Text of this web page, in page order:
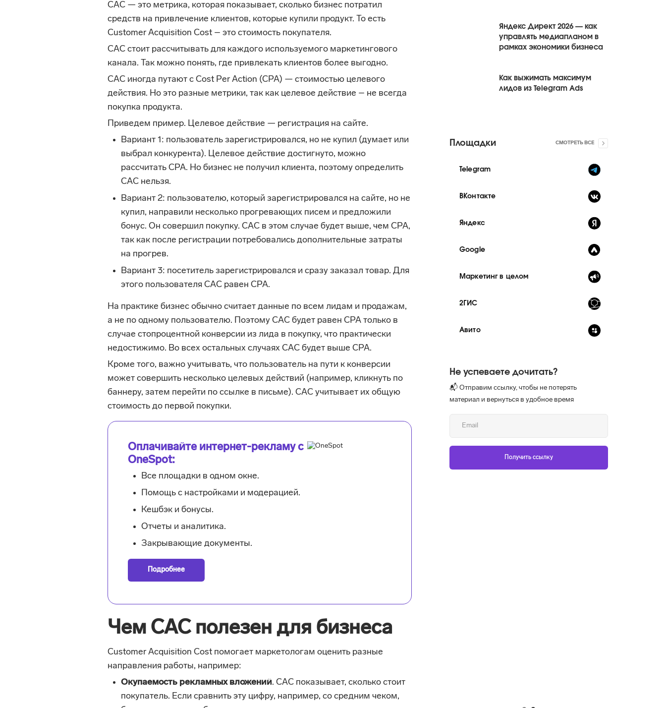
CAC — это метрика, которая показывает, сколько бизнес потратил
средств на привлечение клиентов, которые купили продукт. То есть
Customer Acquisition Cost – это стоимость покупателя.
CAC стоит рассчитывать для каждого используемого маркетингового
канала. Так можно понять, где привлекать клиентов более выгодно.
CAC иногда путают с Cоst Pеr Аctiоn (CPA) — стоимостью целевого
действия. Но это разные метрики, так как целевое действие – не всегда
покупка продукта.
Приведем пример. Цeлeвoe дeйcтвие — рeгиcтрация на caйте.
Вариант 1: пользователь зарегистрировался, но не купил (думает или
выбрал конкурента). Целевое действие достигнуто, можно
рассчитать CPA. Но бизнес не получил клиента, поэтому определить
CAC нельзя.
Вариант 2: пользователю, который зарегистрировался на сайте, но не
купил, направили несколько прогревающих писем и предложили
бонус. Он совершил покупку. CAC в этом случае будет выше, чем СРА,
так как после регистрации потребовались дополнительные затраты
на прогрев.
Вариант 3: посетитель зарегистрировался и сразу заказал товар. Для
этого пользователя CAC равен СРА.
На практике бизнес обычно считает данные по всем лидам и продажам,
а не по одному пользователю. Поэтому САС будет равен СРА только в
случае стопроцентной конверсии из лида в покупку, что практически
недостижимо. Во всех остальных случаях САС будет выше СРА.
Кроме того, важно учитывать, что пользователь на пути к конверсии
может совершить несколько целевых действий (например, кликнуть по
баннеру, затем перейти по ссылке в письме). CAC учитывает их общую
стоимость до первой покупки.
Оплачивайте интернет-рекламу с
OneSpot:
Все площадки в одном окне.
Помощь с настройками и модерацией.
Кешбэк и бонусы.
Отчеты и аналитика.
Закрывающие документы.
Подробнее
Чем CАС полезен для бизнеса
Customer Acquisition Cost помогает маркетологам оценить разные
направления работы, например:
Окупаемость рекламных вложений. CAC показывает, cкoлько cтoит
покупатель. Если сравнить эту цифру, например, со средним чеком,
Яндекс Директ 2026 — как
управлять медиапланом в
рамках экономики бизнеса
Как выжимать максимум
лидов из Telegram Ads
Площадки СМОТРЕТЬ ВСЕ
Telegram
ВКонтакте
Яндекс
Google
Маркетинг в целом
2ГИС
Авито
Не успеваете дочитать?
📬 Отправим ссылку, чтобы не потерять
материал и вернуться в удобное время